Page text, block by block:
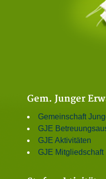
Gem. Junger
Gemeinschaft
GJE
GJE Aktivitäten
GJE Mitgliedschaft